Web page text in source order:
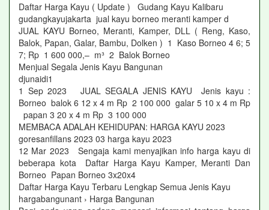
Daftar Harga Kayu ( Update ) Gudang Kayu Kalibaru
gudangkayujakarta jual kayu borneo meranti kamper d
JUAL KAYU Borneo, Meranti, Kamper, DLL ( Reng, Kaso,
Balok, Papan, Galar, Bambu, Dolken ) 1 Kaso Borneo 4 6; 5
7; Rp 1 600 000,– m³ 2 Balok Borneo
Menjual Segala Jenis Kayu Bangunan
djunaidi1
1 Sep 2023 JUAL SEGALA JENIS KAYU Jenis kayu :
Borneo balok 6 12 x 4 m Rp 2 100 000 galar 5 10 x 4 m Rp
papan 3 20 x 4 m Rp 3 100 000
MEMBACA ADALAH KEHIDUPAN: HARGA KAYU 2023
goresanfillans 2023 03 harga kayu 2023
12 Mar 2023 Sengaja kami menyajikan info harga kayu di
beberapa kota Daftar Harga Kayu Kamper, Meranti Dan
Borneo Papan Borneo 3x20x4
Daftar Harga Kayu Terbaru Lengkap Semua Jenis Kayu
hargabangunant › Harga Bangunan